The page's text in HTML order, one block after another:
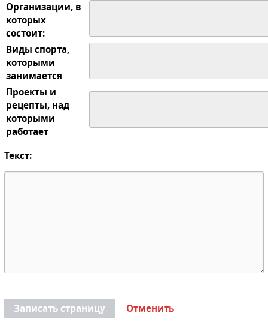
Организации, в
которых
состоит:
Виды спорта,
которыми
занимается
Проекты и
рецепты, над
которыми
работает
Текст:
Записать страницу Отменить